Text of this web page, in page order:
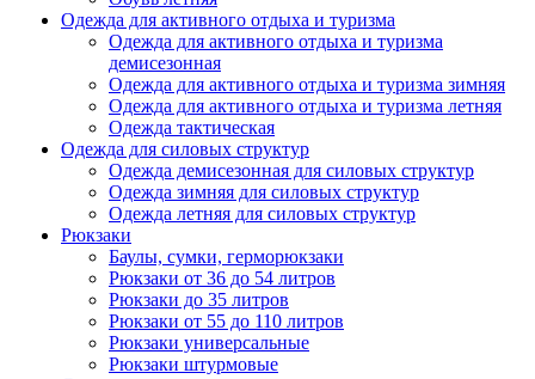
Одежда для активного отдыха и туризма
Одежда для активного отдыха и туризма
демисезонная
Одежда для активного отдыха и туризма зимняя
Одежда для активного отдыха и туризма летняя
Одежда тактическая
Одежда для силовых структур
Одежда демисезонная для силовых структур
Одежда зимняя для силовых структур
Одежда летняя для силовых структур
Рюкзаки
Баулы, сумки, герморюкзаки
Рюкзаки от 36 до 54 литров
Рюкзаки до 35 литров
Рюкзаки от 55 до 110 литров
Рюкзаки универсальные
Рюкзаки штурмовые